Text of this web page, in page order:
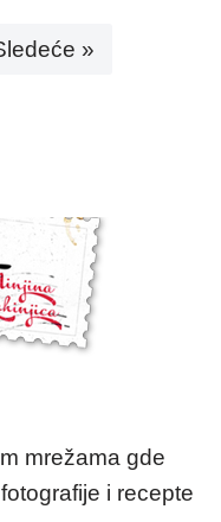
»
mrežama gde
i recepte